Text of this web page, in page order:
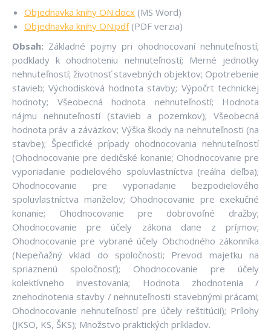
Objednavka knihy ON.docx (MS Word)
Objednavka knihy ON.pdf(PDF verzia)
Obsah: Základné pojmy pri ohodnocovaní nehnuteľností;
podklady k ohodnoteniu nehnuteľností; Merné jednotky
nehnuteľností; životnosť stavebných objektov; Opotrebenie
stavieb; Východisková hodnota stavby; Výpočrt technickej
hodnoty; Všeobecná hodnota nehnuteľností; Hodnota
nájmu nehnuteľností (stavieb a pozemkov); Všeobecná
hodnota práv a záväzkov; Výška škody na nehnuteľnosti (na
stavbe); Špecifické prípady ohodnocovania nehnuteľností
(Ohodnocovanie pre dedičské konanie; Ohodnocovanie pre
vyporiadanie podielového spoluvlastníctva (reálna deľba);
Ohodnocovanie pre vyporiadanie bezpodielového
spoluvlastníctva manželov; Ohodnocovanie pre exekučné
konanie; Ohodnocovanie pre dobrovoľné dražby;
Ohodnocovanie pre účely zákona dane z príjmov;
Ohodnocovanie pre vybrané účely Obchodného zákonníka
(Nepeňažný vklad do spoločnosti; Prevod majetku na
spriaznenú spoločnosť); Ohodnocovanie pre účely
kolektívneho investovania; Hodnota zhodnotenia /
znehodnotenia stavby / nehnuteľnosti stavebnými prácami;
Ohodnocovanie nehnuteľností pre účely reštitúcií); Prílohy
(JKSO, KS, ŠKS); Množstvo praktických príkladov.